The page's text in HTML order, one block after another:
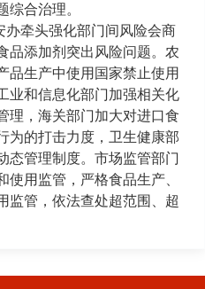
综合治理。
办牵头强化部门间风险会商
品添加剂突出风险问题。农
品生产中使用国家禁止使用
业和信息化部门加强相关化
理，海关部门加大对进口食
为的打击力度，卫生健康部
态管理制度。市场监管部门
用监管，严格食品生产、
监管，依法查处超范围、超